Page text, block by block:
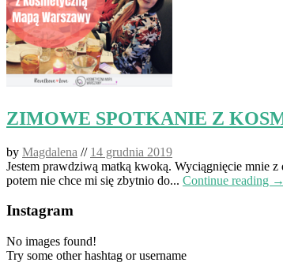
ZIMOWE SPOTKANIE Z
by Magdalena // 14 grudnia 2019
Jestem prawdziwą matką kwoką. Wyciągnięcie mnie
potem nie chce mi się zbytnio do... Continue reading →
Instagram
No images found!
Try some other hashtag or username